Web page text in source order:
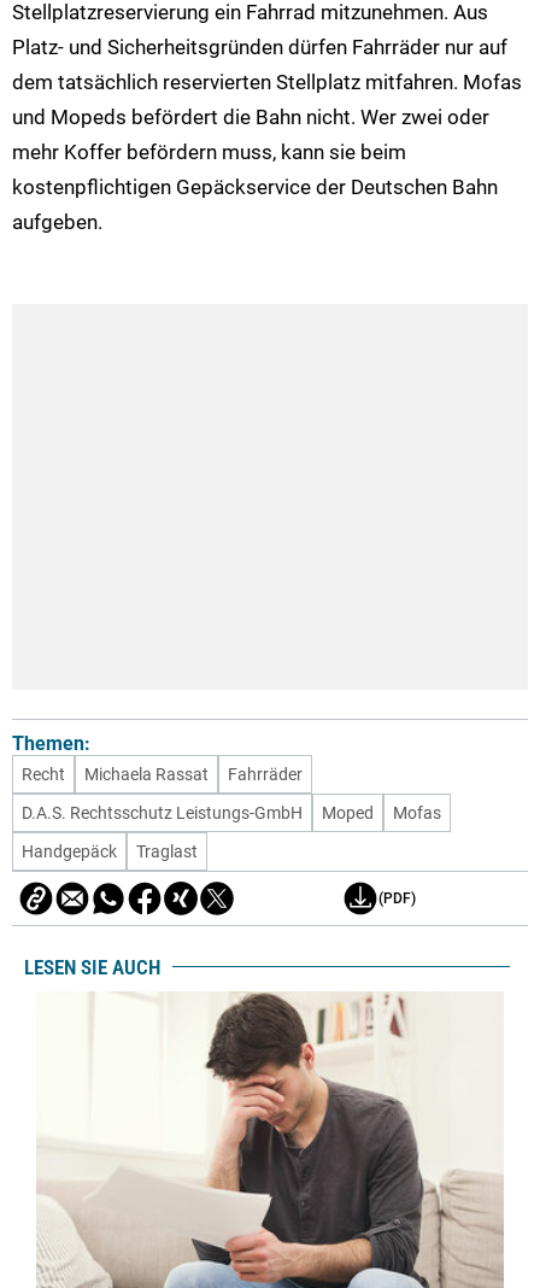
Stellplatzreservierung ein Fahrrad mitzunehmen. Aus
Platz- und Sicherheitsgründen dürfen Fahrräder nur auf
dem tatsächlich reservierten Stellplatz mitfahren. Mofas
und Mopeds befördert die Bahn nicht. Wer zwei oder
mehr Koffer befördern muss, kann sie beim
kostenpflichtigen Gepäckservice der Deutschen Bahn
aufgeben.
Themen:
Recht Michaela Rassat
Fahrräder
D.A.S. Rechtsschutz Leistungs-GmbH
Moped
Mofas
Handgepäck
Traglast
(PDF)
LESEN SIE AUCH